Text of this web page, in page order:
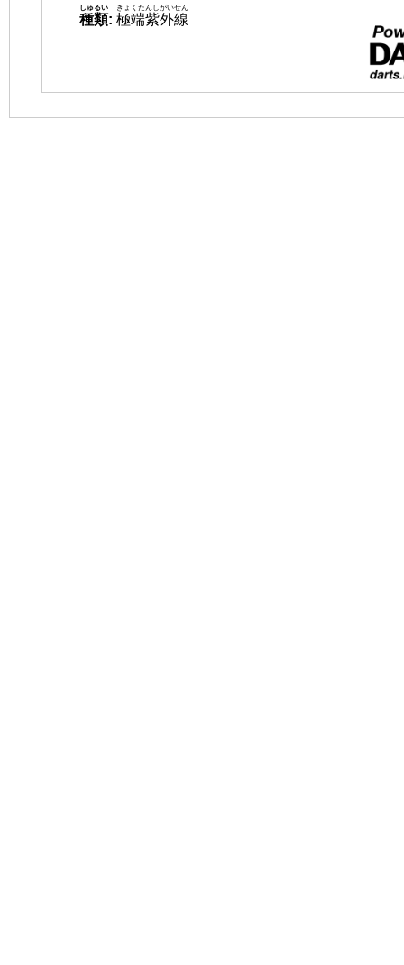
種類
しゅるい
: 極端紫外線
きょくたんしがいせん